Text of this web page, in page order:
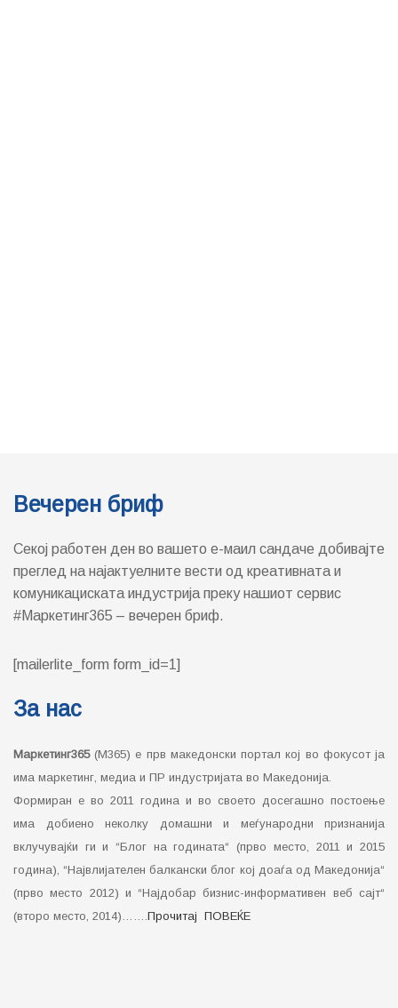
Вечерен бриф
Секој работен ден во вашето е-маил сандаче добивајте
преглед на најактуелните вести од креативната и
комуникациската индустрија преку нашиот сервис
#Маркетинг365 – вечерен бриф.
[mailerlite_form form_id=1]
За нас
Маркетинг365(М365) е прв македонски портал кој во фокусот ја
има маркетинг, медиа и ПР индустријата во Македонија.
Формиран е во 2011 година и во своето досегашно постоење
има добиено неколку домашни и меѓународни признанија
вклучувајќи ги и “Блог на годината“ (прво место, 2011 и 2015
година), “Највлијателен балкански блог кој доаѓа од Македонија“
(прво место 2012) и “Најдобар бизнис-информативен веб сајт“
(второ место, 2014)……. Прочитај ПОВЕЌЕ